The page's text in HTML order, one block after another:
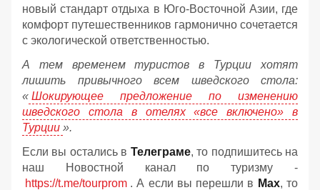
новый стандарт отдыха в Юго-Восточной Азии, где
комфорт путешественников гармонично сочетается
с экологической ответственностью.
А тем временем туристов в Турции хотят
лишить привычного всем шведского стола:
« Шокирующее предложение по изменению
шведского стола в отелях «все включено» в
Турции ».
Если вы остались в Телеграме, то подпишитесь на
наш Новостной канал по туризму -
https://t.me/tourprom . А если вы перешли в Мах, то